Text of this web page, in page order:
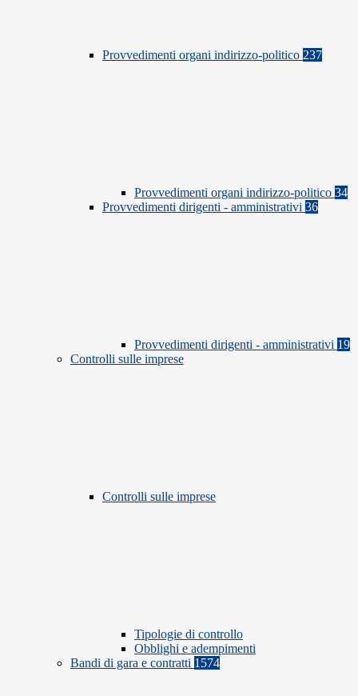
Provvedimenti organi indirizzo-politico 237
Provvedimenti organi indirizzo-politico 34
Provvedimenti dirigenti - amministrativi 36
Provvedimenti dirigenti - amministrativi 19
Controlli sulle imprese
Controlli sulle imprese
Tipologie di controllo
Obblighi e adempimenti
Bandi di gara e contratti 1574